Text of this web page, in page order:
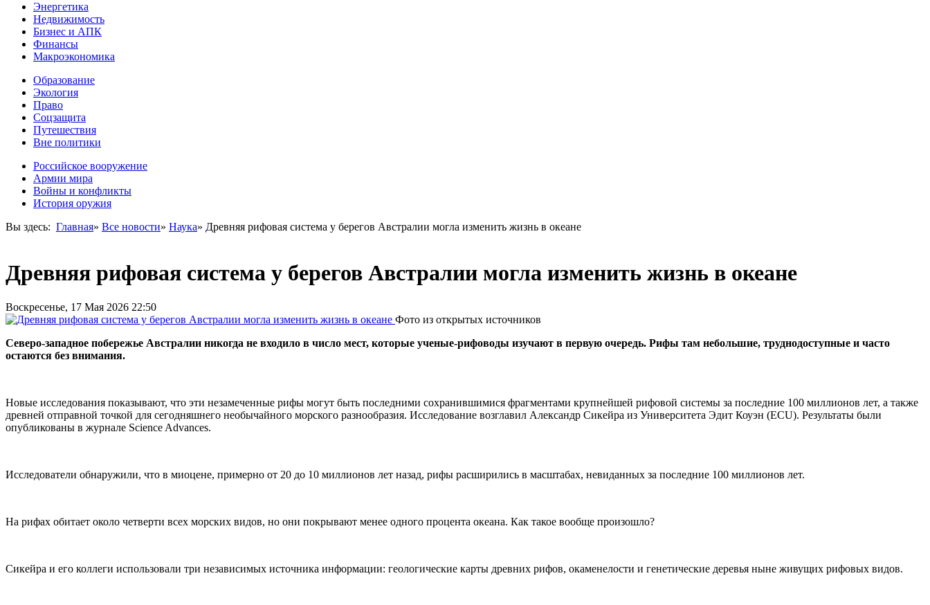
Энергетика
Недвижимость
Бизнес и АПК
Финансы
Макроэкономика
Образование
Экология
Право
Соцзащита
Путешествия
Вне политики
Российское вооружение
Армии мира
Войны и конфликты
История оружия
Вы здесь: Главная» Все новости» Наука» Древняя рифовая система у берегов Австралии могла изменить жизнь в океане
Древняя рифовая система у берегов Австралии могла изменить жизнь в океане
Воскресенье, 17 Мая 2026 22:50
Фото из открытых источников
Северо-западное побережье Австралии никогда не входило в число мест, которые ученые-рифоводы изучают в первую очередь. Рифы там небольшие, труднодоступные и часто
остаются без внимания.
Новые исследования показывают, что эти незамеченные рифы могут быть последними сохранившимися фрагментами крупнейшей рифовой системы за последние 100 миллионов лет, а также
древней отправной точкой для сегодняшнего необычайного морского разнообразия. Исследование возглавил Александр Сикейра из Университета Эдит Коуэн (ECU). Результаты были
опубликованы в журнале Science Advances.
Исследователи обнаружили, что в миоцене, примерно от 20 до 10 миллионов лет назад, рифы расширились в масштабах, невиданных за последние 100 миллионов лет.
На рифах обитает около четверти всех морских видов, но они покрывают менее одного процента океана. Как такое вообще произошло?
Сикейра и его коллеги использовали три независимых источника информации: геологические карты древних рифов, окаменелости и генетические деревья ныне живущих рифовых видов.